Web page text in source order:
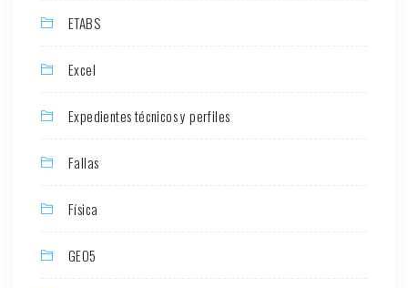
ETABS
Excel
Expedientes técnicos y perfiles
Fallas
Física
GEO5